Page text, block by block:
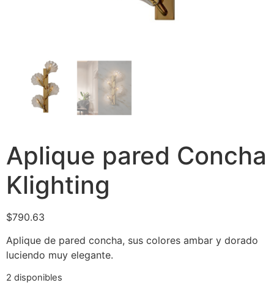
Aplique pared Concha
Klighting
$790.63
Aplique de pared concha, sus colores ambar y dorado
luciendo muy elegante.
2 disponibles